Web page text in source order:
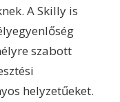
A Skilly is
szabott
helyzetűeket.